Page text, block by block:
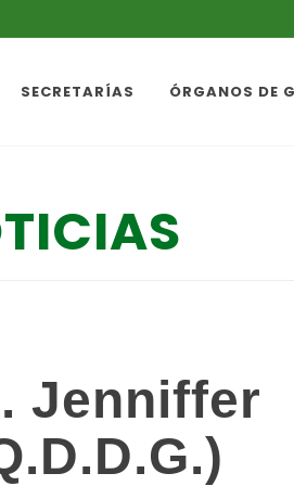
SECRETARÍAS ÓRGANOS DE
Jenniffer